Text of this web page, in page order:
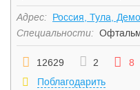
Адрес:
Россия, Тула,
Специальности:
12629 2
8
Поблагодарить